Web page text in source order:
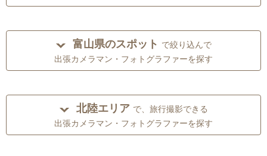
富山県のスポット で絞り込んで
出張カメラマン・フォトグラファーを探す
北陸エリア で、旅行撮影できる
出張カメラマン・フォトグラファーを探す